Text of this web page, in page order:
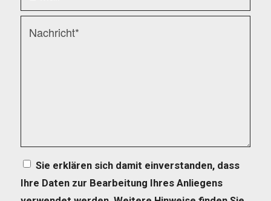
Sie erklären sich damit einverstanden, dass
Ihre Daten zur Bearbeitung Ihres Anliegens